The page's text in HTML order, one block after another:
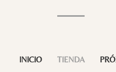
INICIO TIENDA